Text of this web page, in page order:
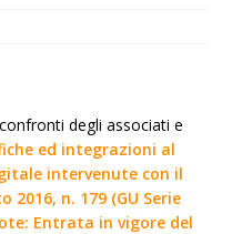
degli associati e
ed integrazioni al
intervenute con il
2016, n. 179 (GU Serie
Entrata in vigore del